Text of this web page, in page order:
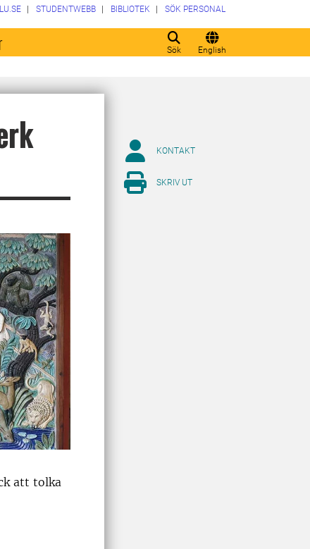
Sök English
STUDENTWEBB BIBLIOTEK SÖK PERSONAL
att tolka
KONTAKT
SKRIV UT